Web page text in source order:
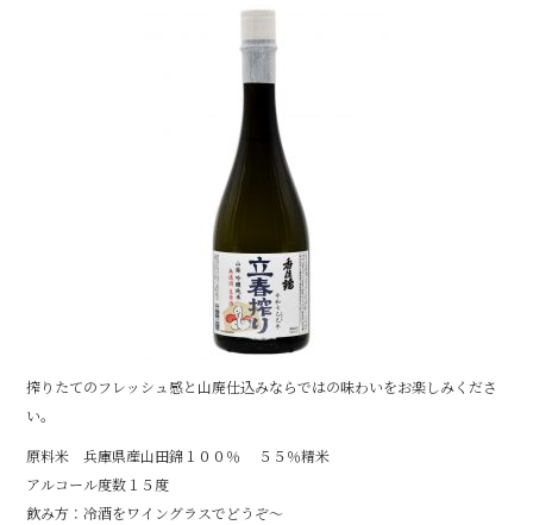
搾りたてのフレッシュ感と山廃仕込みならではの味わいをお楽しみくださ
い。
原料米 兵庫県産山田錦１００％ ５５％精米
アルコール度数１５度
飲み方：冷酒をワイングラスでどうぞ～